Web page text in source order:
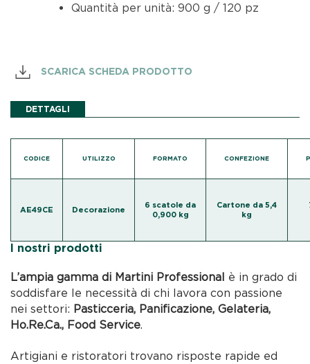
Quantità per unità: 900 g / 120 pz
SCARICA SCHEDA PRODOTTO
DETTAGLI
CODICE UTILIZZO
AE49CE Decorazione
FORMATO CONFEZIONE
6 scatole da
0,900 kg
Cartone da 5,4
kg
I nostri prodotti
L’ampia gamma di Martini Professional è in grado di
soddisfare le necessità di chi lavora con passione
nei settori: Pasticceria, Panificazione, Gelateria,
Ho.Re.Ca., Food Service.
Artigiani e ristoratori trovano risposte rapide ed